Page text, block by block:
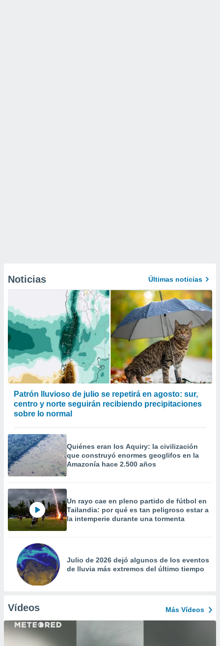
Noticias Últimas noticias
Patrón lluvioso de julio se repetirá en agosto: sur,
centro y norte seguirán recibiendo precipitaciones
sobre lo normal
Quiénes eran los Aquiry: la civilización
que construyó enormes geoglifos en la
Amazonía hace 2.500 años
Un rayo cae en pleno partido de fútbol en
Tailandia: por qué es tan peligroso estar a
la intemperie durante una tormenta
Julio de 2026 dejó algunos de los eventos
de lluvia más extremos del último tiempo
Vídeos Más Vídeos